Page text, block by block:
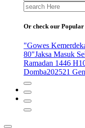
Search
for:
Or check our Popular
"Gowes
80"Jaksa Masuk
Ramadan 1446 H
Domba202521